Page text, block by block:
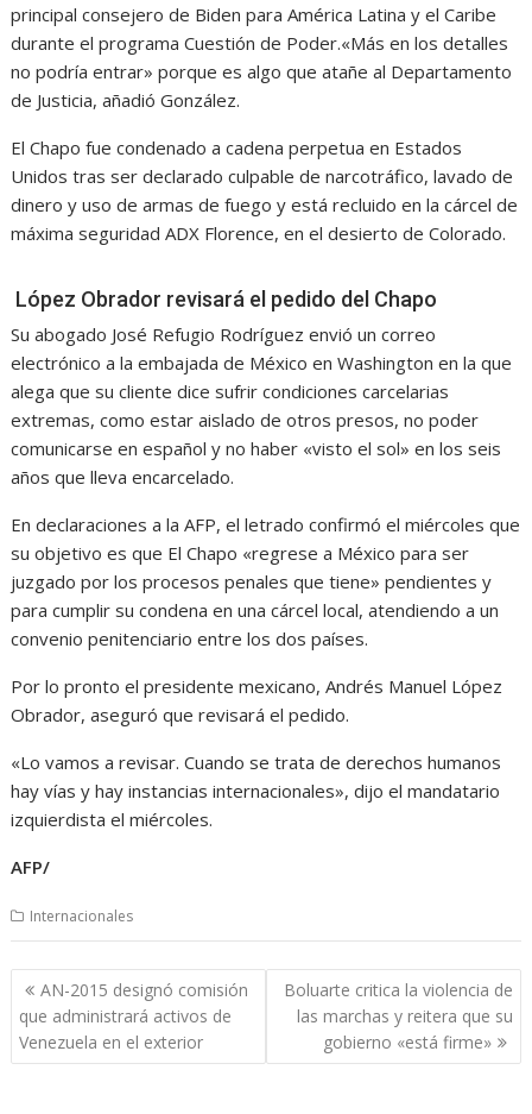
principal consejero de Biden para América Latina y el Caribe
durante el programa Cuestión de Poder.«Más en los detalles
no podría entrar» porque es algo que atañe al Departamento
de Justicia, añadió González.
El Chapo fue condenado a cadena perpetua en Estados
Unidos tras ser declarado culpable de narcotráfico, lavado de
dinero y uso de armas de fuego y está recluido en la cárcel de
máxima seguridad ADX Florence, en el desierto de Colorado.
López Obrador revisará el pedido del Chapo
Su abogado José Refugio Rodríguez envió un correo
electrónico a la embajada de México en Washington en la que
alega que su cliente dice sufrir condiciones carcelarias
extremas, como estar aislado de otros presos, no poder
comunicarse en español y no haber «visto el sol» en los seis
años que lleva encarcelado.
En declaraciones a la AFP, el letrado confirmó el miércoles que
su objetivo es que El Chapo «regrese a México para ser
juzgado por los procesos penales que tiene» pendientes y
para cumplir su condena en una cárcel local, atendiendo a un
convenio penitenciario entre los dos países.
Por lo pronto el presidente mexicano, Andrés Manuel López
Obrador, aseguró que revisará el pedido.
«Lo vamos a revisar. Cuando se trata de derechos humanos
hay vías y hay instancias internacionales», dijo el mandatario
izquierdista el miércoles.
AFP/
Internacionales
Navegación
de
entradas
AN-2015 designó comisión
que administrará activos de
Venezuela en el exterior
Boluarte critica la violencia de
las marchas y reitera que su
gobierno «está firme»